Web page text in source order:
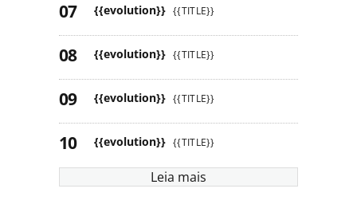
{{evolution}} {{TITLE}}
{{evolution}} {{TITLE}}
{{evolution}} {{TITLE}}
{{evolution}} {{TITLE}}
Leia mais